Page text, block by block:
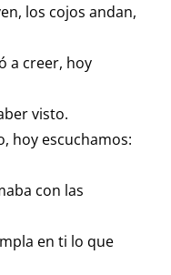
los cojos andan,
a creer, hoy
visto.
hoy escuchamos:
con las
en ti lo que